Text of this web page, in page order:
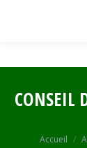
CONSEIL
Vous
Accueil